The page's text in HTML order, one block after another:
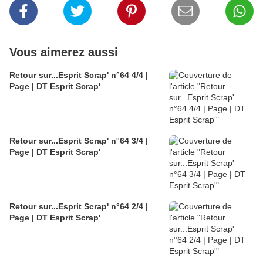
Vous aimerez aussi
Retour sur...Esprit Scrap' n°64 4/4 |
Page | DT Esprit Scrap'
Retour sur...Esprit Scrap' n°64 3/4 |
Page | DT Esprit Scrap'
Retour sur...Esprit Scrap' n°64 2/4 |
Page | DT Esprit Scrap'